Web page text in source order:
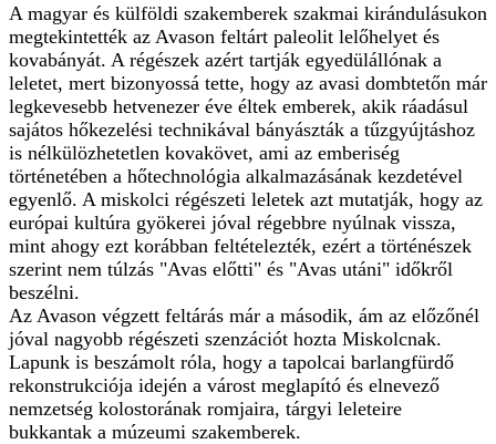
A magyar és külföldi szakemberek szakmai kirándulásukon
megtekintették az Avason feltárt paleolit lelőhelyet és
kovabányát. A régészek azért tartják egyedülállónak a
leletet, mert bizonyossá tette, hogy az avasi dombtetőn már
legkevesebb hetvenezer éve éltek emberek, akik ráadásul
sajátos hőkezelési technikával bányászták a tűzgyújtáshoz
is nélkülözhetetlen kovakövet, ami az emberiség
történetében a hőtechnológia alkalmazásának kezdetével
egyenlő. A miskolci régészeti leletek azt mutatják, hogy az
európai kultúra gyökerei jóval régebbre nyúlnak vissza,
mint ahogy ezt korábban feltételezték, ezért a történészek
szerint nem túlzás "Avas előtti" és "Avas utáni" időkről
beszélni.
Az Avason végzett feltárás már a második, ám az előzőnél
jóval nagyobb régészeti szenzációt hozta Miskolcnak.
Lapunk is beszámolt róla, hogy a tapolcai barlangfürdő
rekonstrukciója idején a várost meglapító és elnevező
nemzetség kolostorának romjaira, tárgyi leleteire
bukkantak a múzeumi szakemberek.